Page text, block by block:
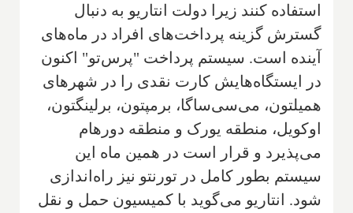
استفاده کنند زیرا دولت انتاریو به دنبال
گسترش گزینه پرداخت‌های افراد در ماه‌های
آینده است. سیستم پرداخت "پرس‌تو" اکنون
در ایستگاه‌هایش کارت نقدی را در شهرهای
همیلتون، می‌سی‌ساگا، برمپتون، برلینگتون،
اوکویل، منطقه یورک و منطقه دورهام
می‌پذیرد و قرار است در همین ماه این
سیستم بطور کامل در تورنتو نیز راه‌اندازی
شود. انتاریو می‌گوید با کمیسیون حمل و نقل